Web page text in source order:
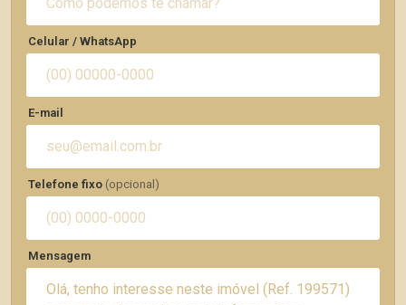
Celular / WhatsApp
E-mail
Telefone fixo (opcional)
Mensagem